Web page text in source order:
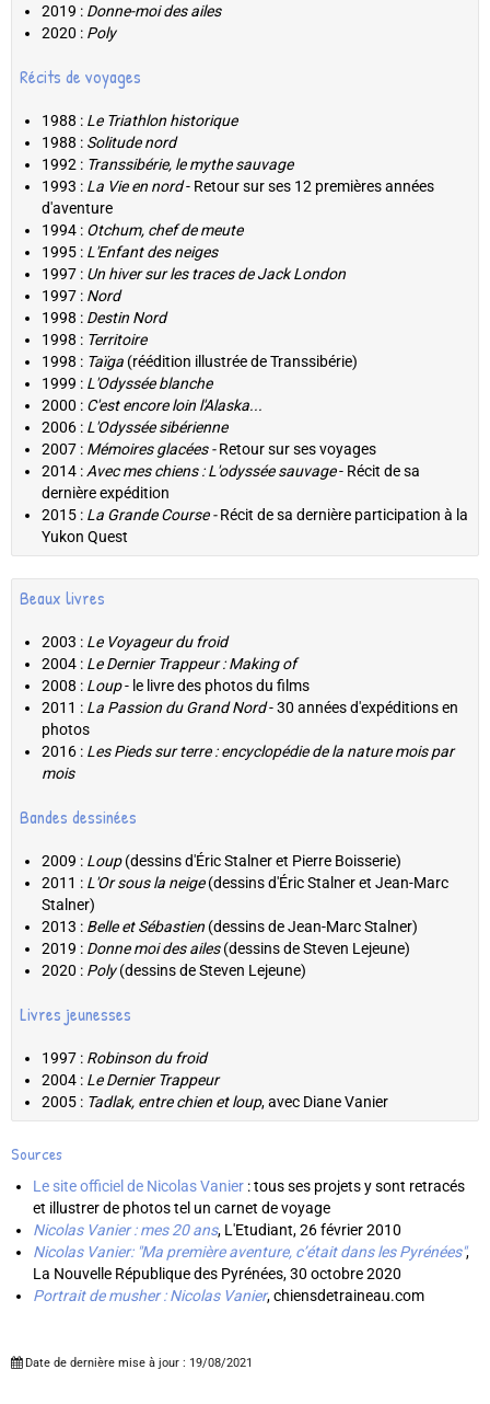
2019 : Donne-moi des ailes
2020 : Poly
Récits de voyages
1988 : Le Triathlon historique
1988 : Solitude nord
1992 : Transsibérie, le mythe sauvage
1993 : La Vie en nord- Retour sur ses 12 premières années
d'aventure
1994 : Otchum, chef de meute
1995 : L'Enfant des neiges
1997 : Un hiver sur les traces de Jack London
1997 : Nord
1998 : Destin Nord
1998 : Territoire
1998 : Taïga (réédition illustrée de Transsibérie)
1999 : L'Odyssée blanche
2000 : C'est encore loin l'Alaska...
2006 : L'Odyssée sibérienne
2007 : Mémoires glacées -Retour sur ses voyages
2014 :Avec mes chiens : L'odyssée sauvage- Récit de sa
dernière expédition
2015 : La Grande Course -Récit de sa dernière participation à la
Yukon Quest
Beaux livres
2003 : Le Voyageur du froid
2004 : Le Dernier Trappeur : Making of
2008 : Loup- le livre des photos du films
2011 : La Passion du Grand Nord- 30 années d'expéditions en
photos
2016 : Les Pieds sur terre : encyclopédie de la nature mois par
mois
Bandes dessinées
2009 : Loup(dessins d'Éric Stalner et Pierre Boisserie)
2011 : L'Or sous la neige(dessins d'Éric Stalner et Jean-Marc
Stalner)
2013 : Belle et Sébastien (dessins de Jean-Marc Stalner)
2019 : Donne moi des ailes(dessins de Steven Lejeune)
2020 : Poly(dessins de Steven Lejeune)
Livres jeunesses
1997 : Robinson du froid
2004 : Le Dernier Trappeur
2005 : Tadlak, entre chien et loup, avec Diane Vanier
Sources
Le site officiel de Nicolas Vanier : tous ses projets y sont retracés
et illustrer de photos tel un carnet de voyage
Nicolas Vanier : mes 20 ans, L'Etudiant, 26 février 2010
Nicolas Vanier: "Ma première aventure, c’était dans les Pyrénées",
La Nouvelle République des Pyrénées, 30 octobre 2020
Portrait de musher : Nicolas Vanier, chiensdetraineau.com
Date de dernière mise à jour : 19/08/2021